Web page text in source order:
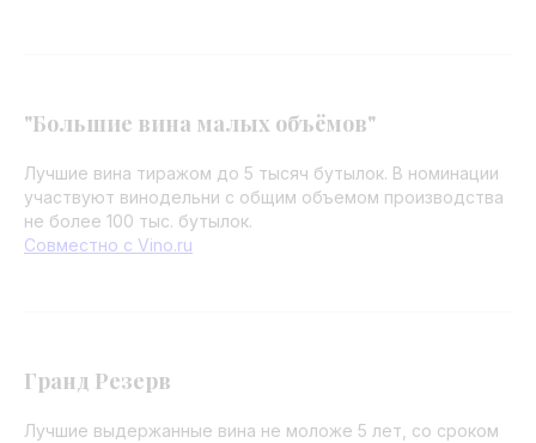
"Большие вина малых объёмов"
Лучшие вина тиражом до 5 тысяч бутылок. В номинации
участвуют винодельни с общим объемом производства
не более 100 тыс. бутылок.
Совместно с Vino.ru
Гранд Резерв
Лучшие выдержанные вина не моложе 5 лет, со сроком